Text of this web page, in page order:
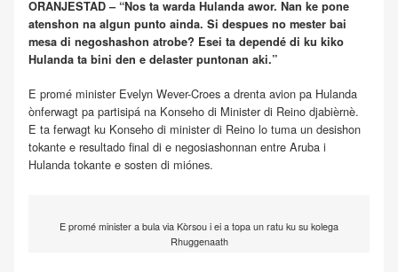
ORANJESTAD – “Nos ta warda Hulanda awor. Nan ke pone
atenshon na algun punto ainda. Si despues no mester bai
mesa di negoshashon atrobe? Esei ta dependé di ku kiko
Hulanda ta bini den e delaster puntonan aki.”
E promé minister Evelyn Wever-Croes a drenta avion pa Hulanda
ònferwagt pa partisipá na Konseho di Minister di Reino djabièrnè.
E ta ferwagt ku Konseho di minister di Reino lo tuma un desishon
tokante e resultado final di e negosiashonnan entre Aruba i
Hulanda tokante e sosten di miónes.
E promé minister a bula via Kòrsou i ei a topa un ratu ku su kolega
Rhuggenaath